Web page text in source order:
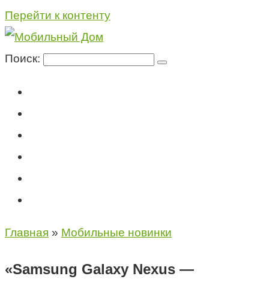
Перейти к контенту
Поиск:
Главная » Мобильные новинки
«Samsung Galaxy Nexus —